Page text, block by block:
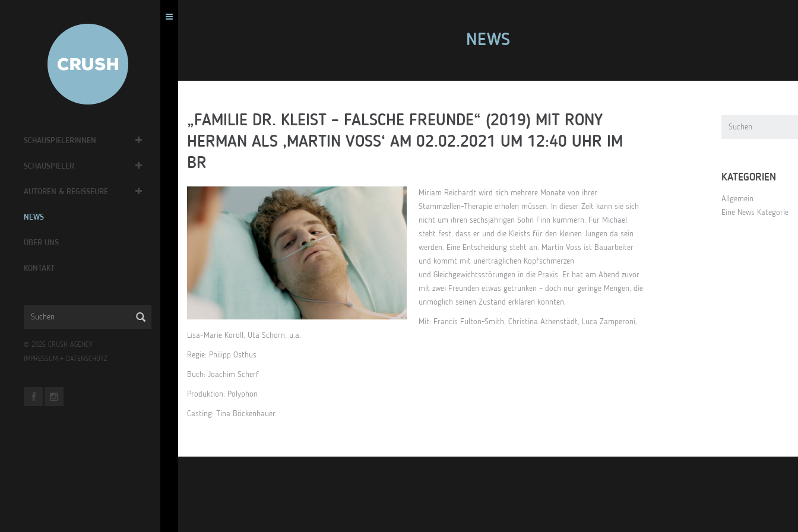
SCHAUSPIELERINNEN
SCHAUSPIELER
AUTOREN & REGISSEURE
NEWS
ÜBER UNS
KONTAKT
© 2026 CRUSH AGENCY
IMPRESSUM + DATENSCHUTZ
NEWS
„FAMILIE DR. KLEIST – FALSCHE FREUNDE“ (2019) MIT RONY
HERMAN ALS ‚MARTIN VOSS‘ AM 02.02.2021 UM 12:40 UHR IM
BR
Miriam Reichardt wird sich mehrere Monate von ihrer
Stammzellen-Therapie erholen müssen. In dieser Zeit kann sie sich
nicht um ihren sechsjährigen Sohn Finn kümmern. Für Michael
steht fest, dass er und die Kleists für den kleinen Jungen da sein
werden. Eine Entscheidung steht an. Martin Voss ist Bauarbeiter
und kommt mit unerträglichen Kopfschmerzen
und Gleichgewichtsstörungen in die Praxis. Er hat am Abend zuvor
mit zwei Freunden etwas getrunken – doch nur geringe Mengen, die
unmöglich seinen Zustand erklären könnten.
Mit: Francis Fulton-Smith, Christina Athenstädt, Luca Zamperoni,
Lisa-Marie Koroll, Uta Schorn, u.a.
Regie: Philipp Osthus
Buch: Joachim Scherf
Produktion: Polyphon
Casting: Tina Böckenhauer
KATEGORIEN
Allgemein
Eine News Kategorie